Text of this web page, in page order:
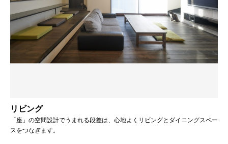
リビング
「座」の空間設計でうまれる段差は、心地よくリビングとダイニングスペー
スをつなぎます。